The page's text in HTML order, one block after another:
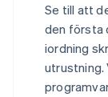
Se till att
den första
iordning
utrustning.